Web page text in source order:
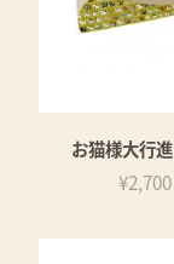
お猫様大行
¥2,700